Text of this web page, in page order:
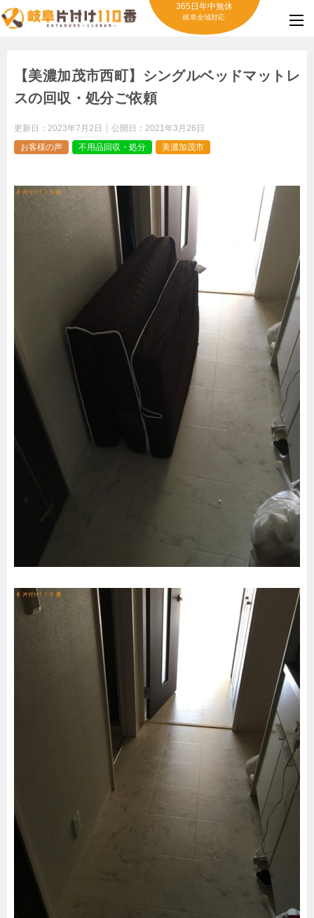
365日年中無休
岐阜全域対応
【美濃加茂市西町】シングルベッドマットレ
スの回収・処分ご依頼
更新日： 2023年7月2日 公開日： 2021年3月26日
お客様の声
不用品回収・処分 美濃加茂市